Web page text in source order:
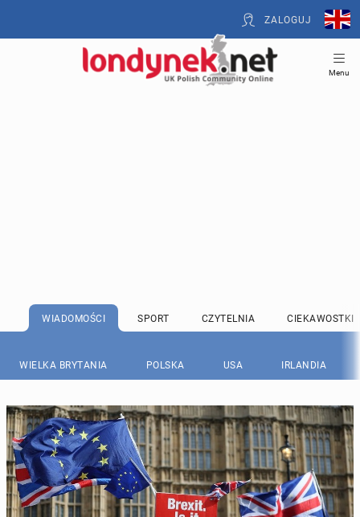
ZALOGUJ
Menu
WIADOMOŚCI SPORT CZYTELNIA CIEKAWOSTKI
WIELKA BRYTANIA POLSKA USA IRLANDIA